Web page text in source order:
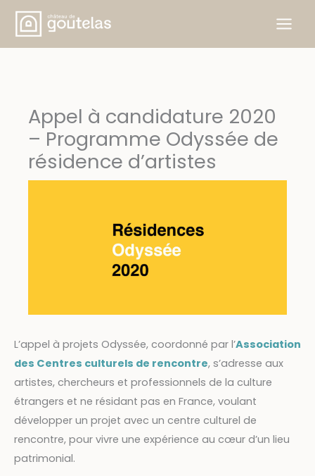
Aller
contenu
Appel à candidature 2020
– Programme Odyssée de
résidence d’artistes
L’appel à projets Odyssée, coordonné par l’Association
des Centres culturels de rencontre, s’adresse aux
artistes, chercheurs et professionnels de la culture
étrangers et ne résidant pas en France, voulant
développer un projet avec un centre culturel de
rencontre, pour vivre une expérience au cœur d’un lieu
patrimonial.